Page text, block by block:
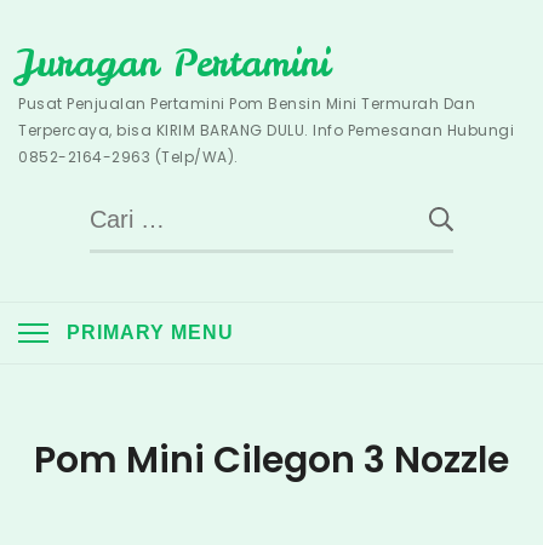
to
content
Juragan Pertamini
Pusat Penjualan Pertamini Pom Bensin Mini Termurah Dan
Terpercaya, bisa KIRIM BARANG DULU. Info Pemesanan Hubungi
0852-2164-2963 (Telp/WA).
Cari
untuk:
PRIMARY MENU
Pom Mini Cilegon 3 Nozzle